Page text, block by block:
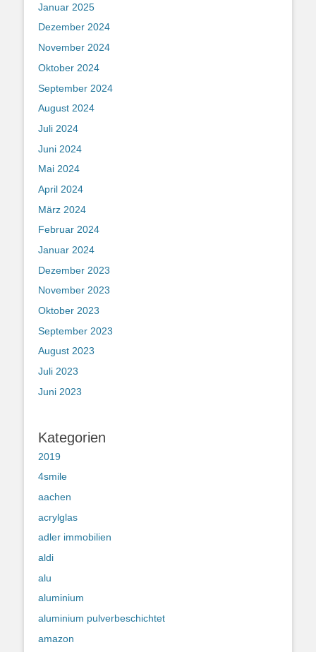
Januar 2025
Dezember 2024
November 2024
Oktober 2024
September 2024
August 2024
Juli 2024
Juni 2024
Mai 2024
April 2024
März 2024
Februar 2024
Januar 2024
Dezember 2023
November 2023
Oktober 2023
September 2023
August 2023
Juli 2023
Juni 2023
Kategorien
2019
4smile
aachen
acrylglas
adler immobilien
aldi
alu
aluminium
aluminium pulverbeschichtet
amazon